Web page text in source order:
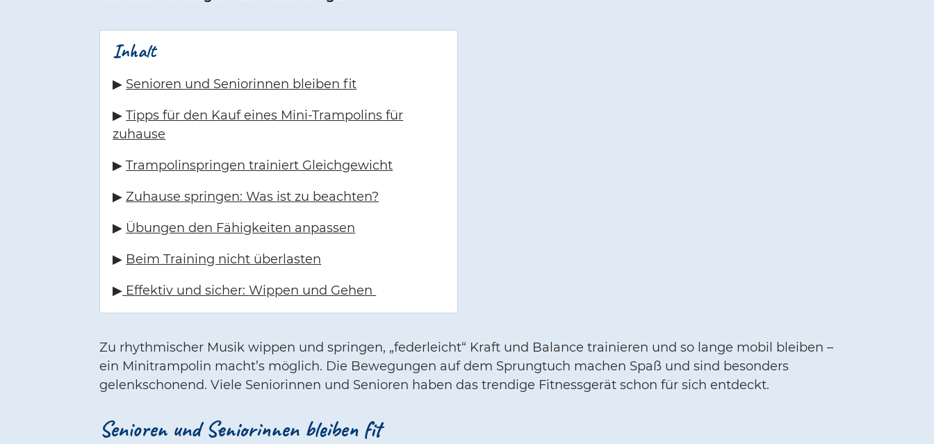
Inhalt
▶ Senioren und Seniorinnen bleiben fit
▶Tipps für den Kauf eines Mini-Trampolins für
zuhause
▶Trampolinspringen trainiert Gleichgewicht
▶Zuhause springen: Was ist zu beachten?
▶ Übungen den Fähigkeiten anpassen
▶ Beim Training nicht überlasten
▶ Effektiv und sicher: Wippen und Gehen
Zu rhythmischer Musik wippen und springen, „federleicht“ Kraft und Balance trainieren und so lange mobil bleiben –
ein Minitrampolin macht’s möglich. Die Bewegungen auf dem Sprungtuch machen Spaß und sind besonders
gelenkschonend. Viele Seniorinnen und Senioren haben das trendige Fitnessgerät schon für sich entdeckt.
Senioren und Seniorinnen bleiben fit